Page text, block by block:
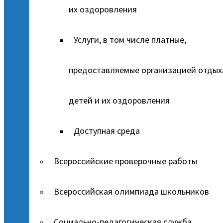
их оздоровления
Услуги, в том числе платные,
предоставляемые организацией
детей и их оздоровления
Доступная среда
Всероссийские проверочные работы
Всероссийская олимпиада школьников